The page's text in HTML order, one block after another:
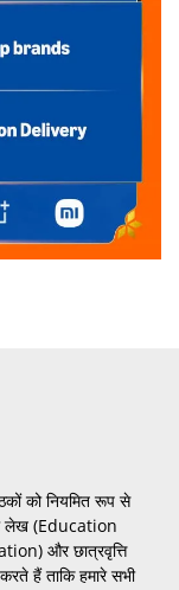
को नियमित रूप से
लेख (Education
और छात्रवृत्ति
हैं ताकि हमारे सभी